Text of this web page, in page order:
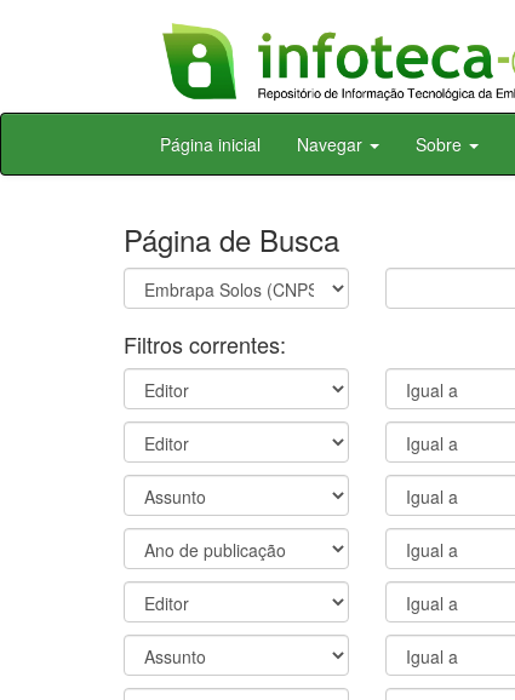
Skip
Página inicial Navegar Sobre
Página de Busca
Filtros correntes: